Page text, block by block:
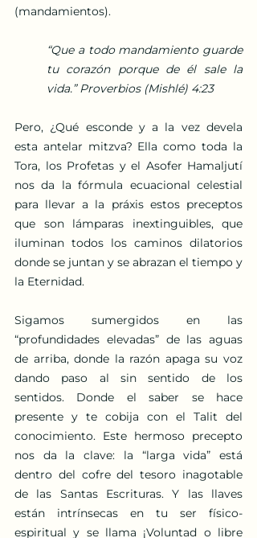
(mandamientos).
“Que a todo mandamiento guarde
tu corazón porque de él sale la
vida.” Proverbios (Mishlé) 4:23
Pero, ¿Qué esconde y a la vez devela
esta antelar mitzva? Ella como toda la
Tora, los Profetas y el Asofer Hamaljutí
nos da la fórmula ecuacional celestial
para llevar a la práxis estos preceptos
que son lámparas inextinguibles, que
iluminan todos los caminos dilatorios
donde se juntan y se abrazan el tiempo y
la Eternidad.
Sigamos sumergidos en las
“profundidades elevadas” de las aguas
de arriba, donde la razón apaga su voz
dando paso al sin sentido de los
sentidos. Donde el saber se hace
presente y te cobija con el Talit del
conocimiento. Este hermoso precepto
nos da la clave: la “larga vida” está
dentro del cofre del tesoro inagotable
de las Santas Escrituras. Y las llaves
están intrínsecas en tu ser físico-
espiritual y se llama ¡Voluntad o libre